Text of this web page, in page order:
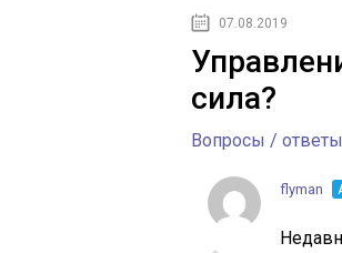
07.08.2019
сила?
Вопросы / ответы
flyman